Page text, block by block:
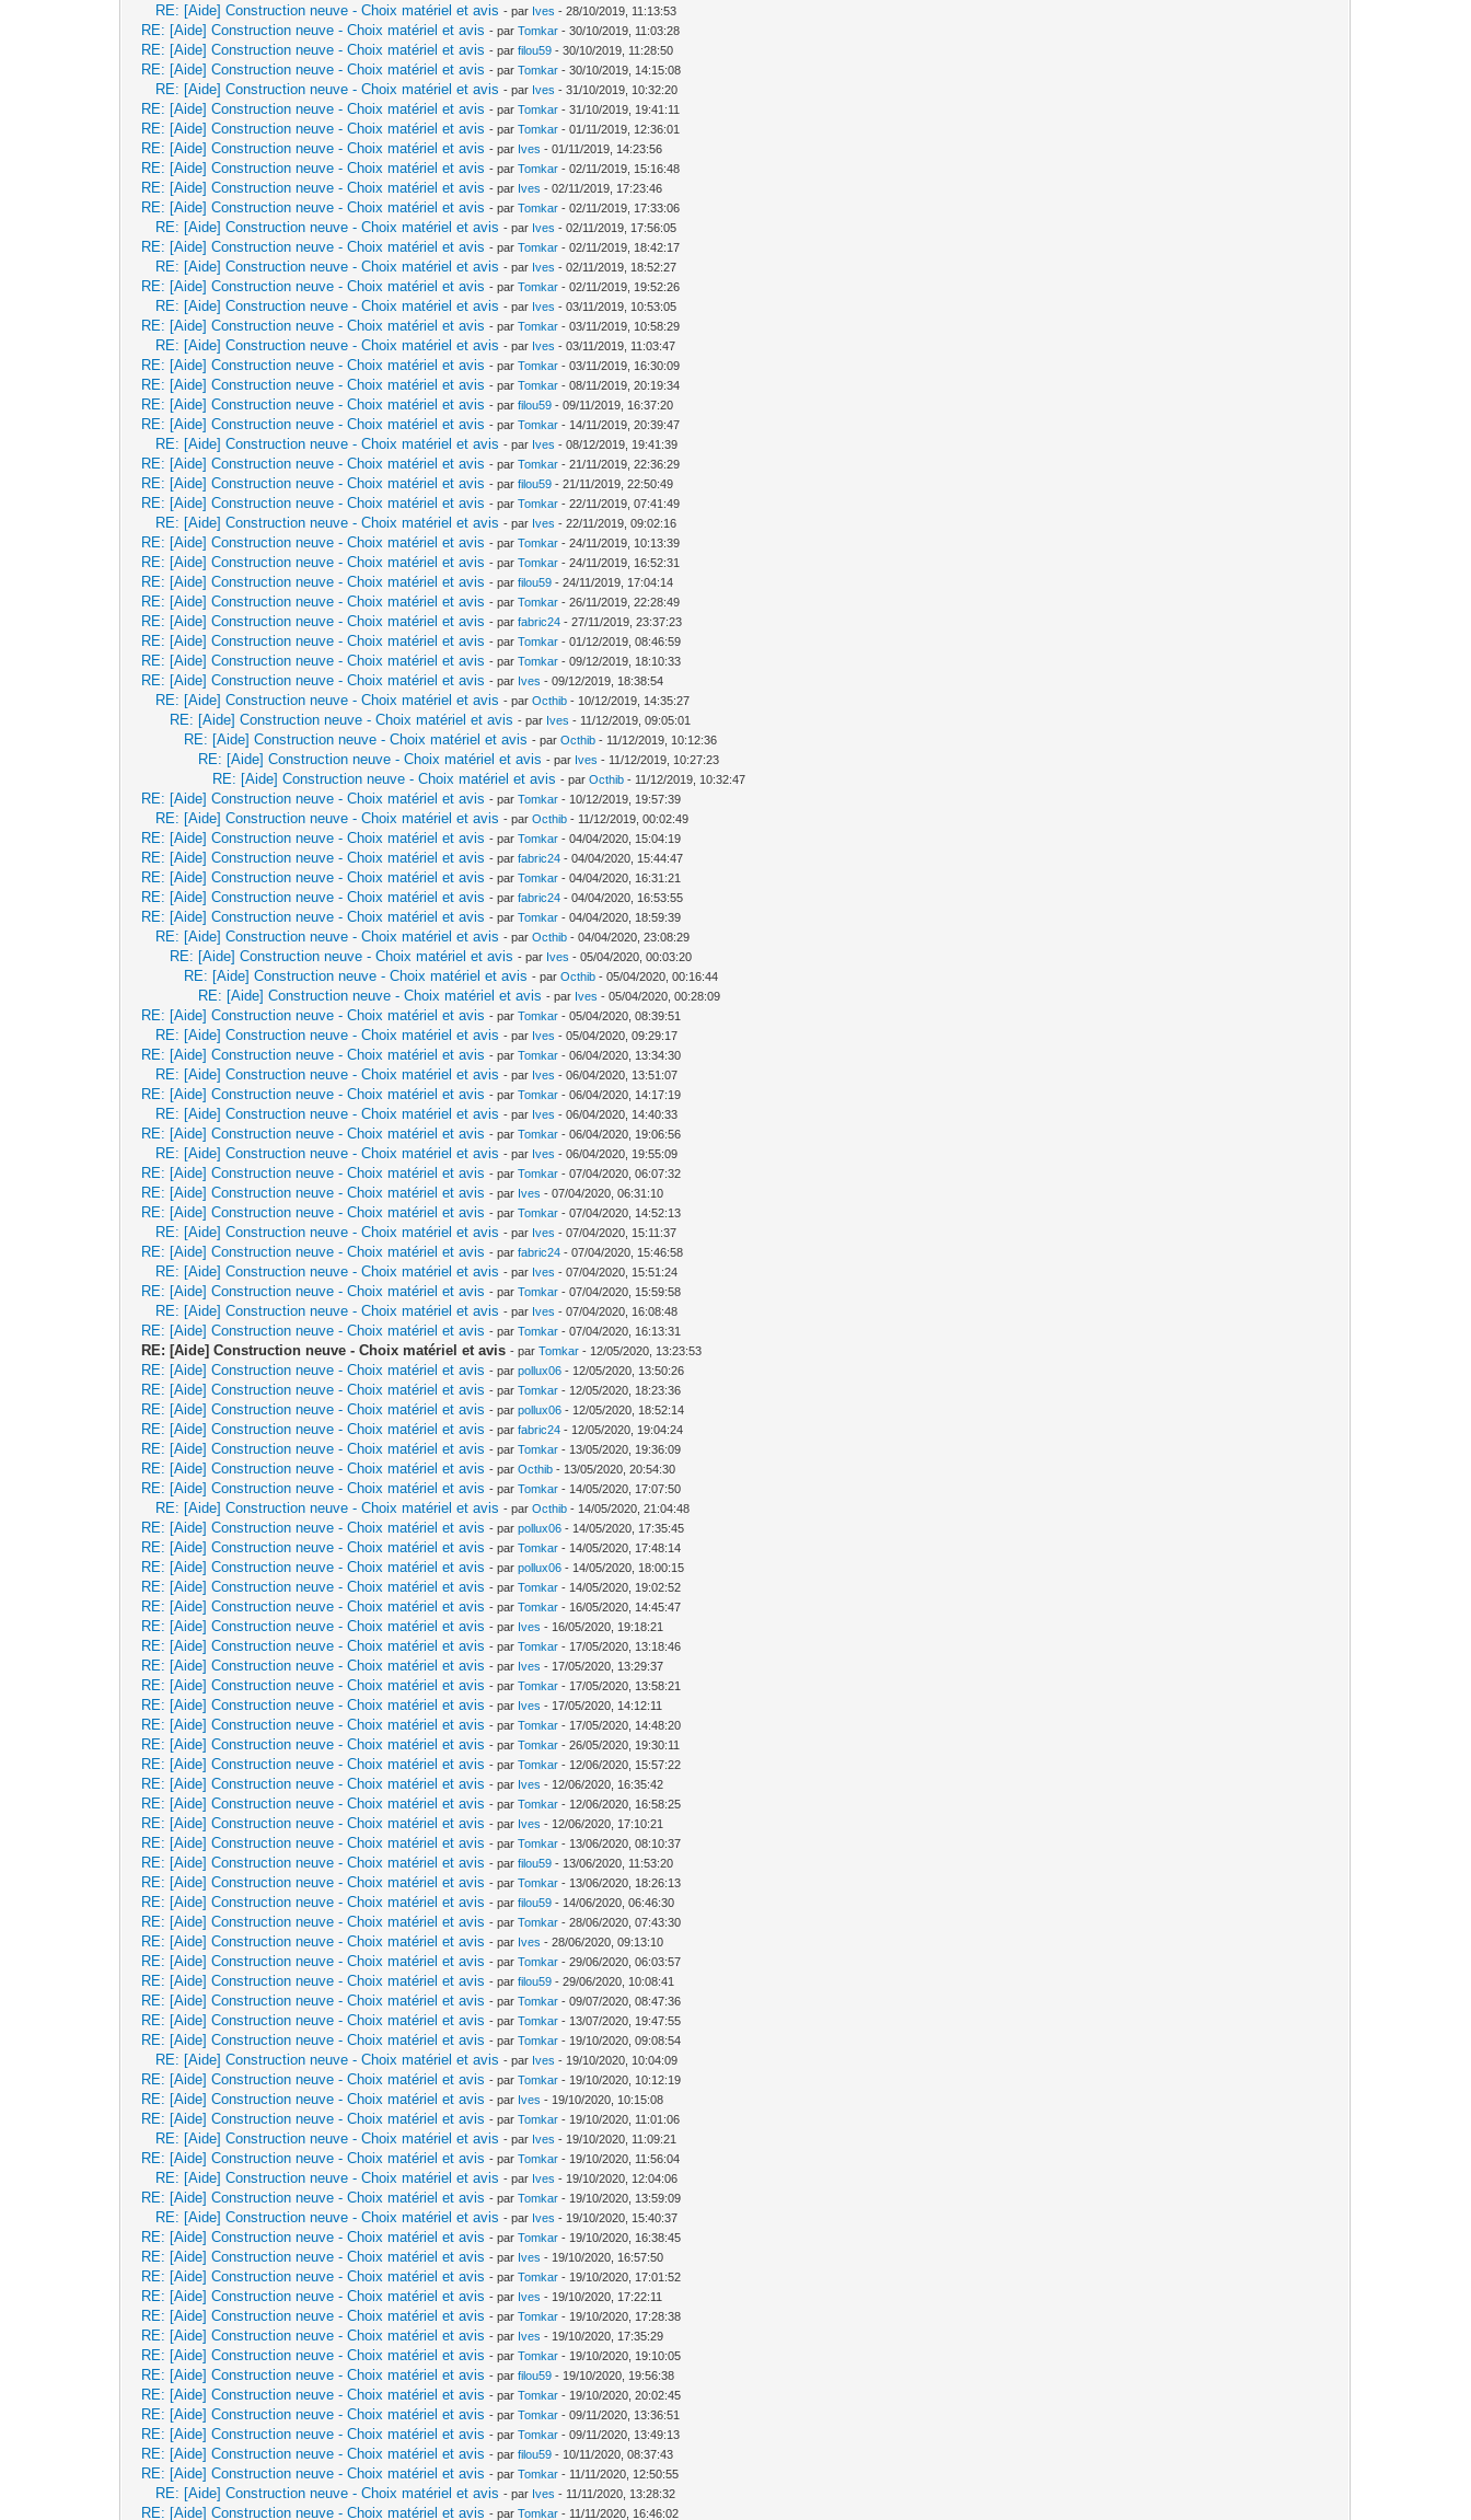
RE: [Aide] Construction neuve - Choix matériel et avis - par Ives - 28/10/2019, 11:13:53
RE: [Aide] Construction neuve - Choix matériel et avis - parTomkar - 30/10/2019, 11:03:28
RE: [Aide] Construction neuve - Choix matériel et avis - parfilou59 - 30/10/2019, 11:28:50
RE: [Aide] Construction neuve - Choix matériel et avis - parTomkar - 30/10/2019, 14:15:08
RE: [Aide] Construction neuve - Choix matériel et avis - par Ives - 31/10/2019, 10:32:20
RE: [Aide] Construction neuve - Choix matériel et avis - parTomkar - 31/10/2019, 19:41:11
RE: [Aide] Construction neuve - Choix matériel et avis - parTomkar - 01/11/2019, 12:36:01
RE: [Aide] Construction neuve - Choix matériel et avis - par Ives - 01/11/2019, 14:23:56
RE: [Aide] Construction neuve - Choix matériel et avis - parTomkar - 02/11/2019, 15:16:48
RE: [Aide] Construction neuve - Choix matériel et avis - par Ives - 02/11/2019, 17:23:46
RE: [Aide] Construction neuve - Choix matériel et avis - parTomkar - 02/11/2019, 17:33:06
RE: [Aide] Construction neuve - Choix matériel et avis - par Ives - 02/11/2019, 17:56:05
RE: [Aide] Construction neuve - Choix matériel et avis - parTomkar - 02/11/2019, 18:42:17
RE: [Aide] Construction neuve - Choix matériel et avis - par Ives - 02/11/2019, 18:52:27
RE: [Aide] Construction neuve - Choix matériel et avis - parTomkar - 02/11/2019, 19:52:26
RE: [Aide] Construction neuve - Choix matériel et avis - par Ives - 03/11/2019, 10:53:05
RE: [Aide] Construction neuve - Choix matériel et avis - parTomkar - 03/11/2019, 10:58:29
RE: [Aide] Construction neuve - Choix matériel et avis - par Ives - 03/11/2019, 11:03:47
RE: [Aide] Construction neuve - Choix matériel et avis - parTomkar - 03/11/2019, 16:30:09
RE: [Aide] Construction neuve - Choix matériel et avis - parTomkar - 08/11/2019, 20:19:34
RE: [Aide] Construction neuve - Choix matériel et avis - parfilou59 - 09/11/2019, 16:37:20
RE: [Aide] Construction neuve - Choix matériel et avis - parTomkar - 14/11/2019, 20:39:47
RE: [Aide] Construction neuve - Choix matériel et avis - par Ives - 08/12/2019, 19:41:39
RE: [Aide] Construction neuve - Choix matériel et avis - parTomkar - 21/11/2019, 22:36:29
RE: [Aide] Construction neuve - Choix matériel et avis - parfilou59 - 21/11/2019, 22:50:49
RE: [Aide] Construction neuve - Choix matériel et avis - parTomkar - 22/11/2019, 07:41:49
RE: [Aide] Construction neuve - Choix matériel et avis - par Ives - 22/11/2019, 09:02:16
RE: [Aide] Construction neuve - Choix matériel et avis - parTomkar - 24/11/2019, 10:13:39
RE: [Aide] Construction neuve - Choix matériel et avis - parTomkar - 24/11/2019, 16:52:31
RE: [Aide] Construction neuve - Choix matériel et avis - parfilou59 - 24/11/2019, 17:04:14
RE: [Aide] Construction neuve - Choix matériel et avis - parTomkar - 26/11/2019, 22:28:49
RE: [Aide] Construction neuve - Choix matériel et avis - parfabric24 - 27/11/2019, 23:37:23
RE: [Aide] Construction neuve - Choix matériel et avis - parTomkar - 01/12/2019, 08:46:59
RE: [Aide] Construction neuve - Choix matériel et avis - parTomkar - 09/12/2019, 18:10:33
RE: [Aide] Construction neuve - Choix matériel et avis - par Ives - 09/12/2019, 18:38:54
RE: [Aide] Construction neuve - Choix matériel et avis - parOcthib - 10/12/2019, 14:35:27
RE: [Aide] Construction neuve - Choix matériel et avis - par Ives - 11/12/2019, 09:05:01
RE: [Aide] Construction neuve - Choix matériel et avis - parOcthib - 11/12/2019, 10:12:36
RE: [Aide] Construction neuve - Choix matériel et avis - par Ives - 11/12/2019, 10:27:23
RE: [Aide] Construction neuve - Choix matériel et avis - parOcthib - 11/12/2019, 10:32:47
RE: [Aide] Construction neuve - Choix matériel et avis - parTomkar - 10/12/2019, 19:57:39
RE: [Aide] Construction neuve - Choix matériel et avis - parOcthib - 11/12/2019, 00:02:49
RE: [Aide] Construction neuve - Choix matériel et avis - parTomkar - 04/04/2020, 15:04:19
RE: [Aide] Construction neuve - Choix matériel et avis - parfabric24 - 04/04/2020, 15:44:47
RE: [Aide] Construction neuve - Choix matériel et avis - parTomkar - 04/04/2020, 16:31:21
RE: [Aide] Construction neuve - Choix matériel et avis - parfabric24 - 04/04/2020, 16:53:55
RE: [Aide] Construction neuve - Choix matériel et avis - parTomkar - 04/04/2020, 18:59:39
RE: [Aide] Construction neuve - Choix matériel et avis - parOcthib - 04/04/2020, 23:08:29
RE: [Aide] Construction neuve - Choix matériel et avis - par Ives - 05/04/2020, 00:03:20
RE: [Aide] Construction neuve - Choix matériel et avis - parOcthib - 05/04/2020, 00:16:44
RE: [Aide] Construction neuve - Choix matériel et avis - par Ives - 05/04/2020, 00:28:09
RE: [Aide] Construction neuve - Choix matériel et avis - parTomkar - 05/04/2020, 08:39:51
RE: [Aide] Construction neuve - Choix matériel et avis - par Ives - 05/04/2020, 09:29:17
RE: [Aide] Construction neuve - Choix matériel et avis - parTomkar - 06/04/2020, 13:34:30
RE: [Aide] Construction neuve - Choix matériel et avis - par Ives - 06/04/2020, 13:51:07
RE: [Aide] Construction neuve - Choix matériel et avis - parTomkar - 06/04/2020, 14:17:19
RE: [Aide] Construction neuve - Choix matériel et avis - par Ives - 06/04/2020, 14:40:33
RE: [Aide] Construction neuve - Choix matériel et avis - parTomkar - 06/04/2020, 19:06:56
RE: [Aide] Construction neuve - Choix matériel et avis - par Ives - 06/04/2020, 19:55:09
RE: [Aide] Construction neuve - Choix matériel et avis - parTomkar - 07/04/2020, 06:07:32
RE: [Aide] Construction neuve - Choix matériel et avis - par Ives - 07/04/2020, 06:31:10
RE: [Aide] Construction neuve - Choix matériel et avis - parTomkar - 07/04/2020, 14:52:13
RE: [Aide] Construction neuve - Choix matériel et avis - par Ives - 07/04/2020, 15:11:37
RE: [Aide] Construction neuve - Choix matériel et avis - parfabric24 - 07/04/2020, 15:46:58
RE: [Aide] Construction neuve - Choix matériel et avis - par Ives - 07/04/2020, 15:51:24
RE: [Aide] Construction neuve - Choix matériel et avis - parTomkar - 07/04/2020, 15:59:58
RE: [Aide] Construction neuve - Choix matériel et avis - par Ives - 07/04/2020, 16:08:48
RE: [Aide] Construction neuve - Choix matériel et avis - parTomkar - 07/04/2020, 16:13:31
RE: [Aide] Construction neuve - Choix matériel et avis - parTomkar - 12/05/2020, 13:23:53
RE: [Aide] Construction neuve - Choix matériel et avis - parpollux06 - 12/05/2020, 13:50:26
RE: [Aide] Construction neuve - Choix matériel et avis - parTomkar - 12/05/2020, 18:23:36
RE: [Aide] Construction neuve - Choix matériel et avis - parpollux06 - 12/05/2020, 18:52:14
RE: [Aide] Construction neuve - Choix matériel et avis - parfabric24 - 12/05/2020, 19:04:24
RE: [Aide] Construction neuve - Choix matériel et avis - parTomkar - 13/05/2020, 19:36:09
RE: [Aide] Construction neuve - Choix matériel et avis - parOcthib - 13/05/2020, 20:54:30
RE: [Aide] Construction neuve - Choix matériel et avis - parTomkar - 14/05/2020, 17:07:50
RE: [Aide] Construction neuve - Choix matériel et avis - parOcthib - 14/05/2020, 21:04:48
RE: [Aide] Construction neuve - Choix matériel et avis - parpollux06 - 14/05/2020, 17:35:45
RE: [Aide] Construction neuve - Choix matériel et avis - parTomkar - 14/05/2020, 17:48:14
RE: [Aide] Construction neuve - Choix matériel et avis - parpollux06 - 14/05/2020, 18:00:15
RE: [Aide] Construction neuve - Choix matériel et avis - parTomkar - 14/05/2020, 19:02:52
RE: [Aide] Construction neuve - Choix matériel et avis - parTomkar - 16/05/2020, 14:45:47
RE: [Aide] Construction neuve - Choix matériel et avis - par Ives - 16/05/2020, 19:18:21
RE: [Aide] Construction neuve - Choix matériel et avis - parTomkar - 17/05/2020, 13:18:46
RE: [Aide] Construction neuve - Choix matériel et avis - par Ives - 17/05/2020, 13:29:37
RE: [Aide] Construction neuve - Choix matériel et avis - parTomkar - 17/05/2020, 13:58:21
RE: [Aide] Construction neuve - Choix matériel et avis - par Ives - 17/05/2020, 14:12:11
RE: [Aide] Construction neuve - Choix matériel et avis - parTomkar - 17/05/2020, 14:48:20
RE: [Aide] Construction neuve - Choix matériel et avis - parTomkar - 26/05/2020, 19:30:11
RE: [Aide] Construction neuve - Choix matériel et avis - parTomkar - 12/06/2020, 15:57:22
RE: [Aide] Construction neuve - Choix matériel et avis - par Ives - 12/06/2020, 16:35:42
RE: [Aide] Construction neuve - Choix matériel et avis - parTomkar - 12/06/2020, 16:58:25
RE: [Aide] Construction neuve - Choix matériel et avis - par Ives - 12/06/2020, 17:10:21
RE: [Aide] Construction neuve - Choix matériel et avis - parTomkar - 13/06/2020, 08:10:37
RE: [Aide] Construction neuve - Choix matériel et avis - parfilou59 - 13/06/2020, 11:53:20
RE: [Aide] Construction neuve - Choix matériel et avis - parTomkar - 13/06/2020, 18:26:13
RE: [Aide] Construction neuve - Choix matériel et avis - parfilou59 - 14/06/2020, 06:46:30
RE: [Aide] Construction neuve - Choix matériel et avis - parTomkar - 28/06/2020, 07:43:30
RE: [Aide] Construction neuve - Choix matériel et avis - par Ives - 28/06/2020, 09:13:10
RE: [Aide] Construction neuve - Choix matériel et avis - parTomkar - 29/06/2020, 06:03:57
RE: [Aide] Construction neuve - Choix matériel et avis - parfilou59 - 29/06/2020, 10:08:41
RE: [Aide] Construction neuve - Choix matériel et avis - parTomkar - 09/07/2020, 08:47:36
RE: [Aide] Construction neuve - Choix matériel et avis - parTomkar - 13/07/2020, 19:47:55
RE: [Aide] Construction neuve - Choix matériel et avis - parTomkar - 19/10/2020, 09:08:54
RE: [Aide] Construction neuve - Choix matériel et avis - par Ives - 19/10/2020, 10:04:09
RE: [Aide] Construction neuve - Choix matériel et avis - parTomkar - 19/10/2020, 10:12:19
RE: [Aide] Construction neuve - Choix matériel et avis - par Ives - 19/10/2020, 10:15:08
RE: [Aide] Construction neuve - Choix matériel et avis - parTomkar - 19/10/2020, 11:01:06
RE: [Aide] Construction neuve - Choix matériel et avis - par Ives - 19/10/2020, 11:09:21
RE: [Aide] Construction neuve - Choix matériel et avis - parTomkar - 19/10/2020, 11:56:04
RE: [Aide] Construction neuve - Choix matériel et avis - par Ives - 19/10/2020, 12:04:06
RE: [Aide] Construction neuve - Choix matériel et avis - parTomkar - 19/10/2020, 13:59:09
RE: [Aide] Construction neuve - Choix matériel et avis - par Ives - 19/10/2020, 15:40:37
RE: [Aide] Construction neuve - Choix matériel et avis - parTomkar - 19/10/2020, 16:38:45
RE: [Aide] Construction neuve - Choix matériel et avis - par Ives - 19/10/2020, 16:57:50
RE: [Aide] Construction neuve - Choix matériel et avis - parTomkar - 19/10/2020, 17:01:52
RE: [Aide] Construction neuve - Choix matériel et avis - par Ives - 19/10/2020, 17:22:11
RE: [Aide] Construction neuve - Choix matériel et avis - parTomkar - 19/10/2020, 17:28:38
RE: [Aide] Construction neuve - Choix matériel et avis - par Ives - 19/10/2020, 17:35:29
RE: [Aide] Construction neuve - Choix matériel et avis - parTomkar - 19/10/2020, 19:10:05
RE: [Aide] Construction neuve - Choix matériel et avis - parfilou59 - 19/10/2020, 19:56:38
RE: [Aide] Construction neuve - Choix matériel et avis - parTomkar - 19/10/2020, 20:02:45
RE: [Aide] Construction neuve - Choix matériel et avis - parTomkar - 09/11/2020, 13:36:51
RE: [Aide] Construction neuve - Choix matériel et avis - parTomkar - 09/11/2020, 13:49:13
RE: [Aide] Construction neuve - Choix matériel et avis - parfilou59 - 10/11/2020, 08:37:43
RE: [Aide] Construction neuve - Choix matériel et avis - parTomkar - 11/11/2020, 12:50:55
RE: [Aide] Construction neuve - Choix matériel et avis - par Ives - 11/11/2020, 13:28:32
RE: [Aide] Construction neuve - Choix matériel et avis - parTomkar - 11/11/2020, 16:46:02